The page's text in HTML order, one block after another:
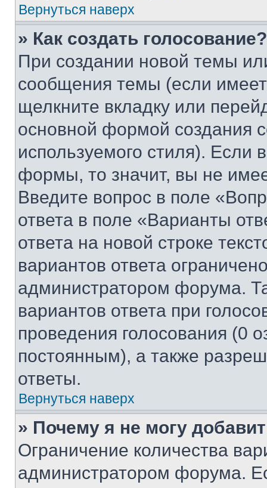
Вернуться наверх
» Как создать голосование?
При создании новой темы
сообщения темы (если
щелкните вкладку или
основной формой создания
используемого стиля). Если
формы, то значит, вы не
Введите вопрос в поле
ответа в поле «Варианты
ответа на новой строке
вариантов ответа
администратором форума.
вариантов ответа при
проведения голосования (0
постоянным), а также
ответы.
Вернуться наверх
» Почему я не могу
Ограничение количества
администратором форума.